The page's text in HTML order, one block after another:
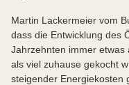
Martin Lackermeier vom
dass die Entwicklung des
Jahrzehnten immer etwas
als viel zuhause gekocht
steigender Energiekosten